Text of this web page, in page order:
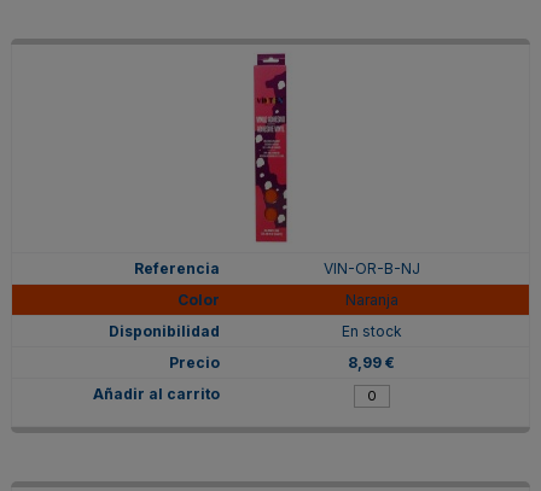
VIN-OR-B-NJ
Naranja
En stock
8,99 €